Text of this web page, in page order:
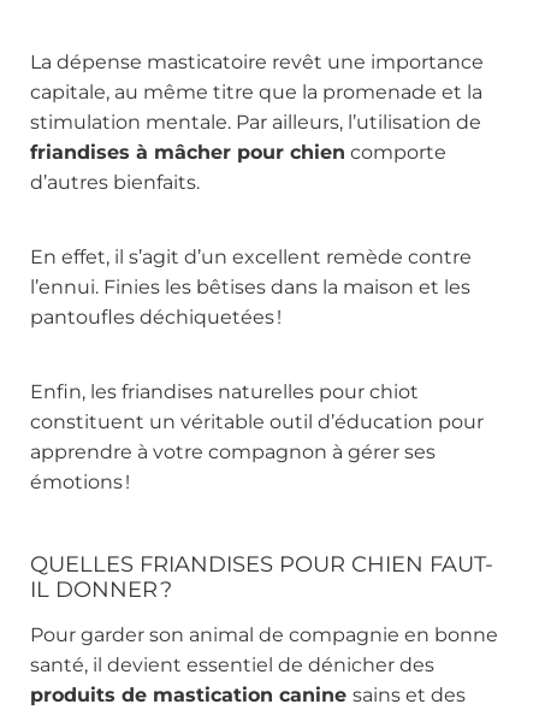
La dépense masticatoire revêt une importance
capitale, au même titre que la promenade et la
stimulation mentale. Par ailleurs, l’utilisation de
friandises à mâcher pour chien comporte
d’autres bienfaits.
En effet, il s’agit d’un excellent remède contre
l’ennui. Finies les bêtises dans la maison et les
pantoufles déchiquetées !
Enfin, les friandises naturelles pour chiot
constituent un véritable outil d’éducation pour
apprendre à votre compagnon à gérer ses
émotions !
QUELLES FRIANDISES POUR CHIEN FAUT-
IL DONNER ?
Pour garder son animal de compagnie en bonne
santé, il devient essentiel de dénicher des
produits de mastication canine sains et des